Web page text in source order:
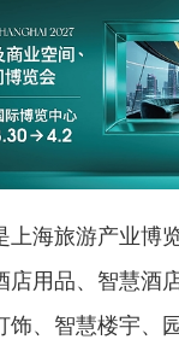
海旅游产业博
店用品、智慧酒
饰、智慧楼宇、